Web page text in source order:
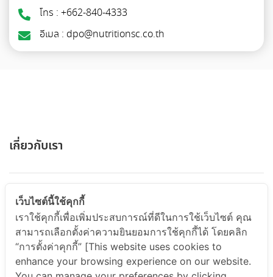
โทร : +662-840-4333
อีเมล : dpo@nutritionsc.co.th
เกี่ยวกับเรา
ABOUT US
สินค้าและบริการ
เว็บไซต์นี้ใช้คุกกี้
เราใช้คุกกี้เพื่อเพิ่มประสบการณ์ที่ดีในการใช้เว็บไซต์ คุณ
สามารถเลือกตั้งค่าความยินยอมการใช้คุกกี้ได้ โดยคลิก
“การตั้งค่าคุกกี้” [This website uses cookies to
enhance your browsing experience on our website.